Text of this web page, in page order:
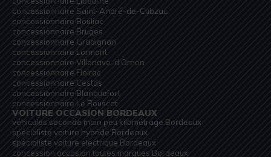
concessionnaire Saint-André-de-Cubzac
concessionnaire Bouliac
concessionnaire Bruges
concessionnaire Gradignan
concessionnaire Lormont
concessionnaire Villenave-d’Ornon
concessionnaire Floirac
concessionnaire Cestas
concessionnaire Blanquefort
concessionnaire Le Bouscat
VOITURE OCCASION BORDEAUX
véhicules seconde main peu kilométrage Bordeaux
spécialiste voiture hybride Bordeaux
spécialiste voiture electrique Bordeaux
concession occasion toutes marques Bordeaux